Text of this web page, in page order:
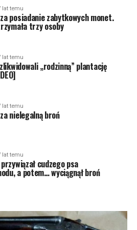
lat temu
posiadanie zabytkowych monet.
trzy osoby
lat temu
„rodzinną” plantację
lat temu
nielegalną broń
lat temu
cudzego psa
a potem… wyciągnął broń